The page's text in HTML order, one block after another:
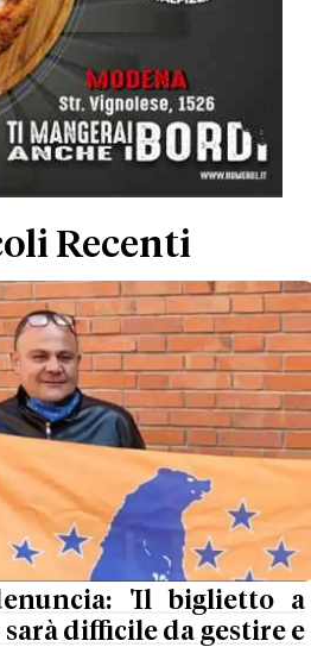
Recenti
'Il biglietto a
difficile da gestire e